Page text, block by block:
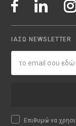
ΙΑΣΩ NEWSLETTER
Επιθυμώ να